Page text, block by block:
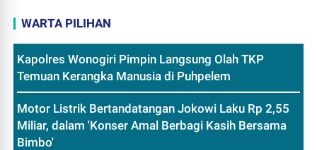
WARTA PILIHAN
Kapolres Wonogiri Pimpin Langsung Olah TKP
Temuan Kerangka Manusia di Puhpelem
Motor Listrik Bertandatangan Jokowi Laku Rp 2,55
Miliar, dalam 'Konser Amal Berbagi Kasih Bersama
Bimbo'